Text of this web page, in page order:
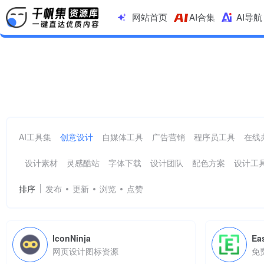
网站首页 AI合集 AI导航
AI工具集 创意设计 自媒体工具 广告营销 程序员工具 在线
设计素材 灵感酷站 字体下载 设计团队 配色方案 设计工
排序 发布 更新 浏览 点赞
IconNinja
网页设计图标资源 免